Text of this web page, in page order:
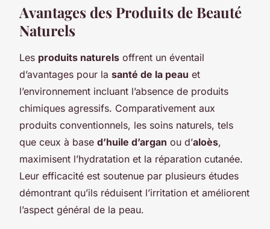
Avantages des Produits de Beauté
Naturels
Les produits naturels offrent un éventail
d’avantages pour la santé de la peau et
l’environnement incluant l’absence de produits
chimiques agressifs. Comparativement aux
produits conventionnels, les soins naturels, tels
que ceux à base d’huile d’argan ou d’aloès,
maximisent l’hydratation et la réparation cutanée.
Leur efficacité est soutenue par plusieurs études
démontrant qu’ils réduisent l’irritation et améliorent
l’aspect général de la peau.